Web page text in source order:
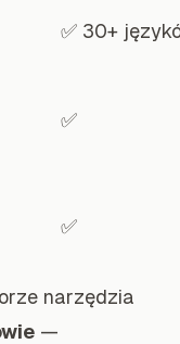
✅ 30+
✅
✅
narzędzia
—